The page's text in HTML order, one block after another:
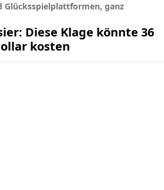
Glücksspielplattformen, ganz
Diese Klage könnte 36
kosten